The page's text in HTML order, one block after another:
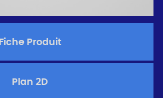
Fiche Produit
Plan 2D